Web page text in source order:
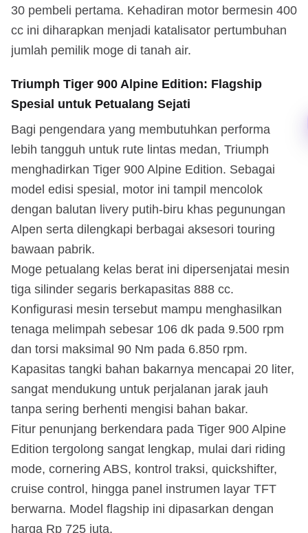
30 pembeli pertama. Kehadiran motor bermesin 400
cc ini diharapkan menjadi katalisator pertumbuhan
jumlah pemilik moge di tanah air.
Triumph Tiger 900 Alpine Edition: Flagship
Spesial untuk Petualang Sejati
Bagi pengendara yang membutuhkan performa
lebih tangguh untuk rute lintas medan, Triumph
menghadirkan Tiger 900 Alpine Edition. Sebagai
model edisi spesial, motor ini tampil mencolok
dengan balutan livery putih-biru khas pegunungan
Alpen serta dilengkapi berbagai aksesori touring
bawaan pabrik.
Moge petualang kelas berat ini dipersenjatai mesin
tiga silinder segaris berkapasitas 888 cc.
Konfigurasi mesin tersebut mampu menghasilkan
tenaga melimpah sebesar 106 dk pada 9.500 rpm
dan torsi maksimal 90 Nm pada 6.850 rpm.
Kapasitas tangki bahan bakarnya mencapai 20 liter,
sangat mendukung untuk perjalanan jarak jauh
tanpa sering berhenti mengisi bahan bakar.
Fitur penunjang berkendara pada Tiger 900 Alpine
Edition tergolong sangat lengkap, mulai dari riding
mode, cornering ABS, kontrol traksi, quickshifter,
cruise control, hingga panel instrumen layar TFT
berwarna. Model flagship ini dipasarkan dengan
harga Rp 725 juta.